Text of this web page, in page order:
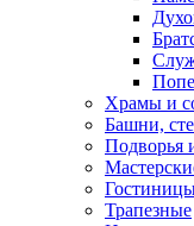
Храмы и
Башни,
Подворья
Трапезные